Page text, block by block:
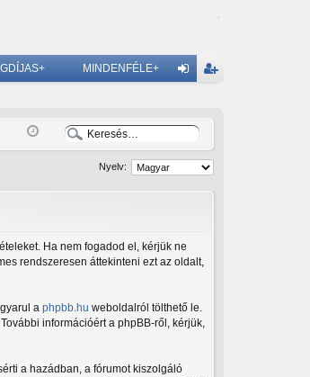
G
MINDENFÉLE+
ép
és
is
ztr
ác
Nyelv:
Ha nem fogadod el, kérjük ne
rendszeresen áttekinteni ezt az oldalt,
a phpbb.hu weboldalról tölthető le.
információért a phpBB-ről, kérjük,
a hazádban, a fórumot kiszolgáló